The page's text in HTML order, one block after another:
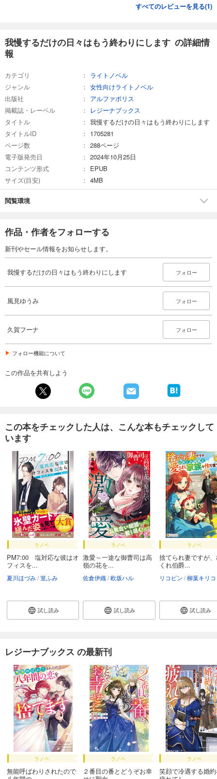
すべてのレビューを見る(1)
我慢するだけの日々はもう終わりにします の詳細情
報
カテゴリ
ライトノベル
ジャンル
女性向けライトノベル
出版社
アルファポリス
掲載誌・レーベル
レジーナブックス
タイトル
我慢するだけの日々はもう終わりにします
タイトルID
1705281
ページ数
288ページ
電子版発売日
2024年10月25日
コンテンツ形式
EPUB
サイズ(目安)
4MB
閲覧環境
作品・作者をフォローする
新刊やセール情報をお知らせします。
我慢するだけの日々はもう終わりにします フォロー
風見ゆうみ フォロー
久賀フーナ フォロー
フォロー機能について
この作品を共有しよう
この本をチェックした人は、こんな本もチェックして
います
ラノベ
PM7:00 塩対応な彼はオ
フィスを...
夏川ほづみ 篁ふみ
試し読み
ラノベ
激愛～一途な御曹司は高
嶺の花を...
佐倉伊織 欧坂ハル
試し読み
ラノベ
捨てられ妻ですが
くれ伯爵...
リコピン 柳葉キリコ
試し読み
レジーナブックス の最新刊
ラノベ
無能呼ばわりされたので
ラノベ
２番目の番とどうぞお幸
ラノベ
笑顔で冷遇する婚